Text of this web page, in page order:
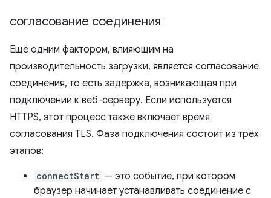
согласование соединения
Ещё одним фактором, влияющим на
производительность загрузки, является согласование
соединения, то есть задержка, возникающая при
подключении к веб-серверу. Если используется
HTTPS, этот процесс также включает время
согласования TLS. Фаза подключения состоит из трёх
этапов:
connectStart — это событие, при котором
браузер начинает устанавливать соединение с